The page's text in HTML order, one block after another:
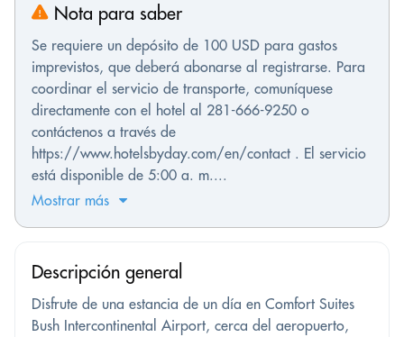
Nota para saber
Se requiere un depósito de 100 USD para gastos
imprevistos, que deberá abonarse al registrarse. Para
coordinar el servicio de transporte, comuníquese
directamente con el hotel al 281-666-9250 o
contáctenos a través de
https://www.hotelsbyday.com/en/contact . El servicio
está disponible de 5:00 a. m....
Mostrar más
Descripción general
Disfrute de una estancia de un día en Comfort Suites
Bush Intercontinental Airport, cerca del aeropuerto,